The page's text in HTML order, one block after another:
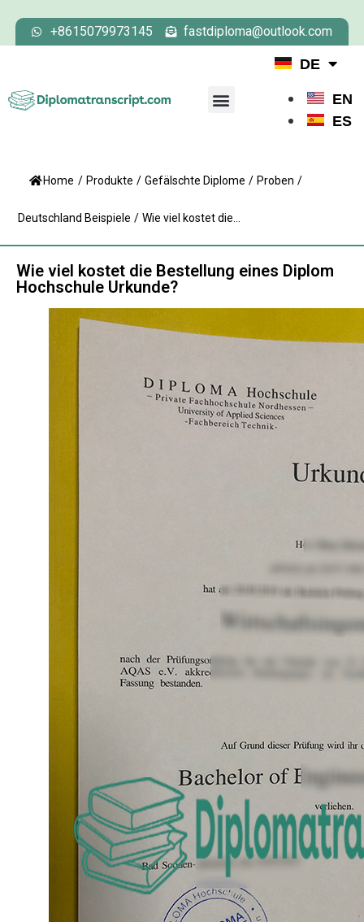
+8615079973145 fastdiploma@outlook.com
DE
EN
ES
Home / Produkte / Gefälschte Diplome / Proben /
Deutschland Beispiele / Wie viel kostet die...
Wie viel kostet die Bestellung eines Diplom
Hochschule Urkunde?